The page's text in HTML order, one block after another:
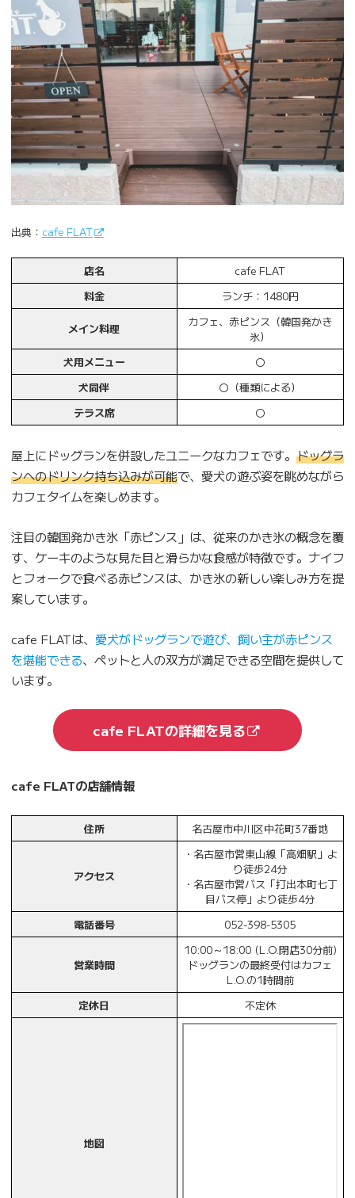
出典： cafe FLAT
店名
cafe FLAT
料金
ランチ：1480円
メイン料理
カフェ、赤ピンス（韓国発かき
氷）
犬用メニュー
〇
犬同伴
〇（種類による）
テラス席
〇
屋上にドッグランを併設したユニークなカフェです。 ドッグラ
ンへのドリンク持ち込みが可能で、愛犬の遊ぶ姿を眺めながら
カフェタイムを楽しめます。
注目の韓国発かき氷「赤ピンス」は、従来のかき氷の概念を覆
す、ケーキのような見た目と滑らかな食感が特徴です。ナイフ
とフォークで食べる赤ピンスは、かき氷の新しい楽しみ方を提
案しています。
cafe FLATは、 愛犬がドッグランで遊び、飼い主が赤ピンス
を堪能できる、ペットと人の双方が満足できる空間を提供して
います。
cafe FLATの詳細を見る
cafe FLATの店舗情報
住所 名古屋市中川区中花町37番地
アクセス
・名古屋市営東山線「高畑駅」よ
り徒歩24分
・名古屋市営バス「打出本町七丁
目バス停」より徒歩4分
電話番号
052-398-5305
営業時間
10:00～18:00 (L.O.閉店30分前)
ドッグランの最終受付はカフェ
L.O.の1時間前
定休日
不定休
地図